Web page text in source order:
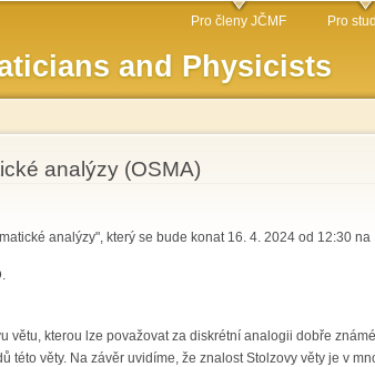
and Physicists
Pro členy JČMF Pro
analýzy (OSMA)
analýzy", který se bude konat 16. 4. 2024 od 12:30 na
větu, kterou lze považovat za diskrétní analogii dobře
této věty. Na závěr uvidíme, že znalost Stolzovy věty je v